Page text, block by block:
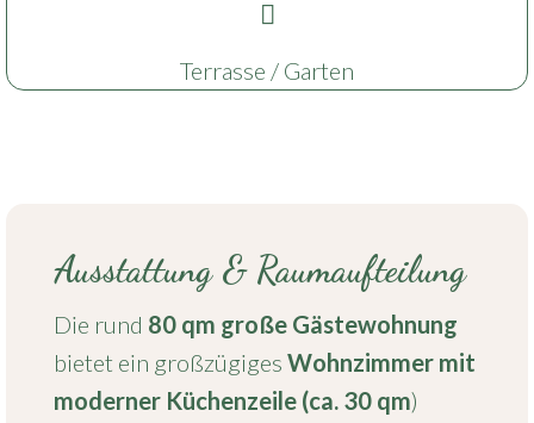
Terrasse / Garten
Ausstattung & Raumaufteilung
Die rund 80 qm große Gästewohnung
bietet ein großzügiges Wohnzimmer mit
moderner Küchenzeile (ca. 30 qm)